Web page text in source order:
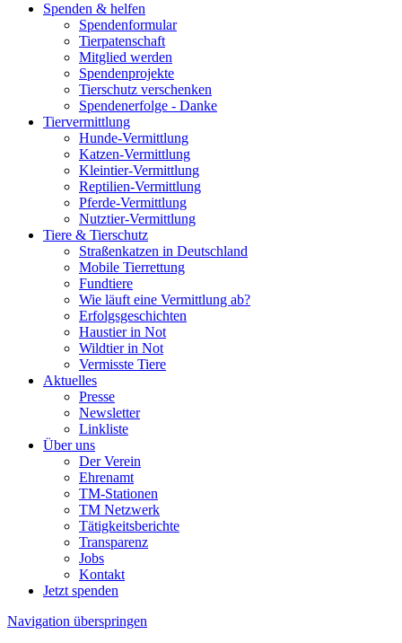
Spenden & helfen
Spendenformular
Tierpatenschaft
Mitglied werden
Spendenprojekte
Tierschutz verschenken
Spendenerfolge - Danke
Tiervermittlung
Hunde-Vermittlung
Katzen-Vermittlung
Kleintier-Vermittlung
Reptilien-Vermittlung
Pferde-Vermittlung
Nutztier-Vermittlung
Tiere & Tierschutz
Straßenkatzen in Deutschland
Mobile Tierrettung
Fundtiere
Wie läuft eine Vermittlung ab?
Erfolgsgeschichten
Haustier in Not
Wildtier in Not
Vermisste Tiere
Aktuelles
Presse
Newsletter
Linkliste
Über uns
Der Verein
Ehrenamt
TM-Stationen
TM Netzwerk
Tätigkeitsberichte
Transparenz
Jobs
Kontakt
Jetzt spenden
Navigation überspringen